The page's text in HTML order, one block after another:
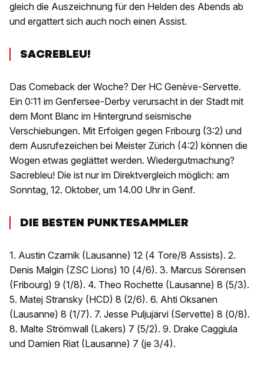
gleich die Auszeichnung für den Helden des Abends ab
und ergattert sich auch noch einen Assist.
SACREBLEU!
Das Comeback der Woche? Der HC Genève-Servette.
Ein 0:11 im Genfersee-Derby verursacht in der Stadt mit
dem Mont Blanc im Hintergrund seismische
Verschiebungen. Mit Erfolgen gegen Fribourg (3:2) und
dem Ausrufezeichen bei Meister Zürich (4:2) können die
Wogen etwas geglättet werden. Wiedergutmachung?
Sacrebleu! Die ist nur im Direktvergleich möglich: am
Sonntag, 12. Oktober, um 14.00 Uhr in Genf.
DIE BESTEN PUNKTESAMMLER
1. Austin Czarnik (Lausanne) 12 (4 Tore/8 Assists). 2.
Denis Malgin (ZSC Lions) 10 (4/6). 3. Marcus Sörensen
(Fribourg) 9 (1/8). 4. Theo Rochette (Lausanne) 8 (5/3).
5. Matej Stransky (HCD) 8 (2/6). 6. Ahti Oksanen
(Lausanne) 8 (1/7). 7. Jesse Puljujärvi (Servette) 8 (0/8).
8. Malte Strömwall (Lakers) 7 (5/2). 9. Drake Caggiula
und Damien Riat (Lausanne) 7 (je 3/4).